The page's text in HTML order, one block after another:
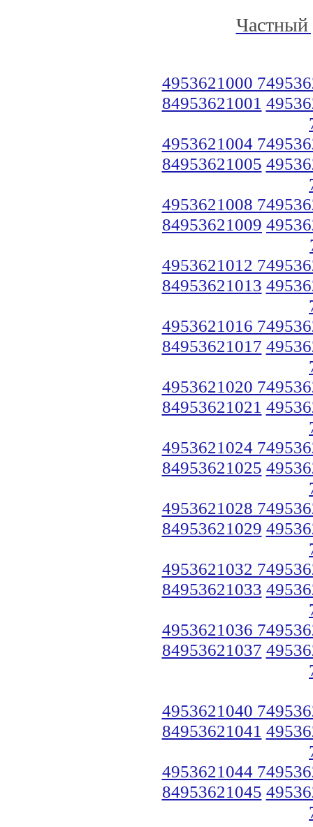
Частный
4953621000
84953621001
4953621004
84953621005
4953621008
84953621009
4953621012
84953621013
4953621016
84953621017
4953621020
84953621021
4953621024
84953621025
4953621028
84953621029
4953621032
84953621033
4953621036
84953621037
4953621040
84953621041
4953621044
84953621045